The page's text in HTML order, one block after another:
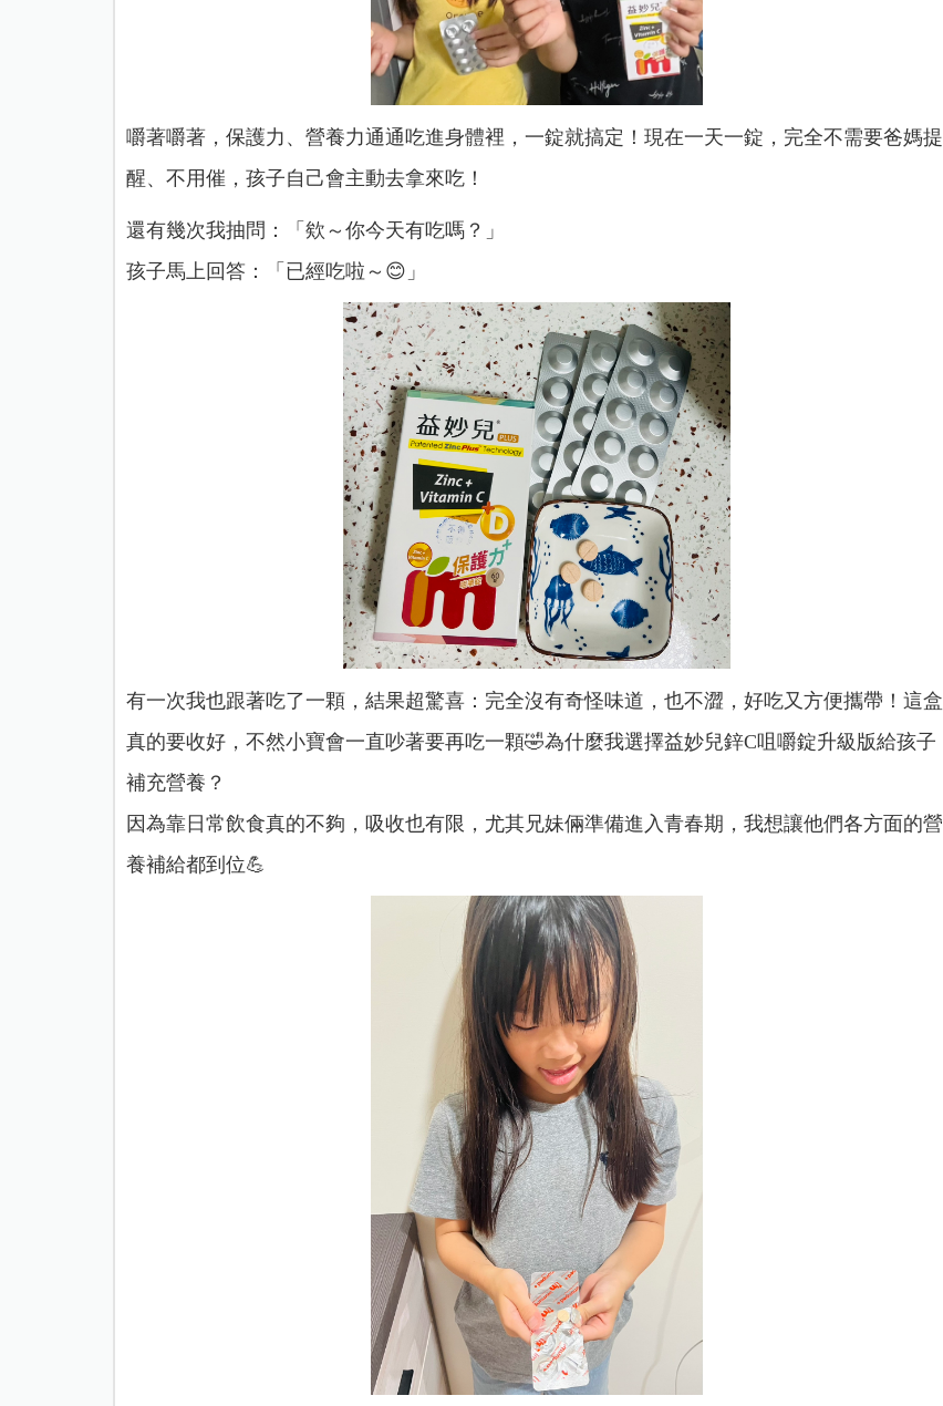
嚼著嚼著，保護力、營養力通通吃進身體裡，一錠就搞定！現在一天一錠，完全不需要爸媽提
醒、不用催，孩子自己會主動去拿來吃！
還有幾次我抽問：「欸～你今天有吃嗎？」
孩子馬上回答：「已經吃啦～😊」
有一次我也跟著吃了一顆，結果超驚喜：完全沒有奇怪味道，也不澀，好吃又方便攜帶！這盒
真的要收好，不然小寶會一直吵著要再吃一顆🤣為什麼我選擇益妙兒鋅C咀嚼錠升級版給孩子
補充營養？
因為靠日常飲食真的不夠，吸收也有限，尤其兄妹倆準備進入青春期，我想讓他們各方面的營
養補給都到位💪